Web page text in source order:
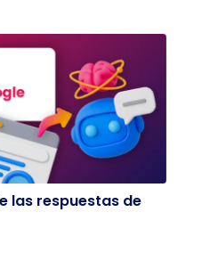
las respuestas de